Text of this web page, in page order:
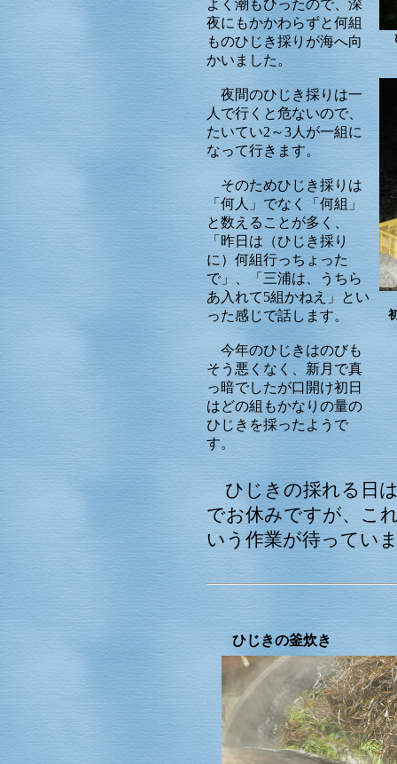
よく潮もひったので、深
夜にもかかわらずと何組
ものひじき採りが海へ向
かいました。
夜間のひじき採りは一
人で行くと危ないので、
たいてい2～3人が一組に
なって行きます。
そのためひじき採りは
「何人」でなく「何組」
と数えることが多く、
「昨日は（ひじき採り
に）何組行っちょった
で」、「三浦は、うちら
あ入れて5組かねえ」とい
った感じで話します。
今年のひじきはのびも
そう悪くなく、新月で真
っ暗でしたが口開け初日
はどの組もかなりの量の
ひじきを採ったようで
す。
ひじきの採れる日
でお休みですが、こ
いう作業が待ってい
ひじきの釜炊き